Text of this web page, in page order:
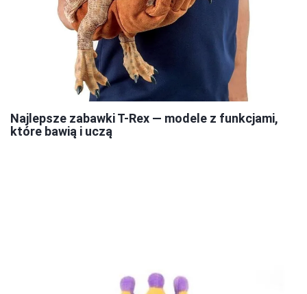
Najlepsze zabawki T-Rex — modele z funkcjami,
które bawią i uczą